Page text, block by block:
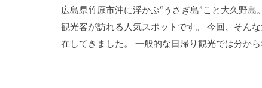
広島県竹原市沖に浮かぶ“うさぎ島”こと大久野
観光客が訪れる人気スポットです。 今回、そん
在してきました。 一般的な日帰り観光では分か